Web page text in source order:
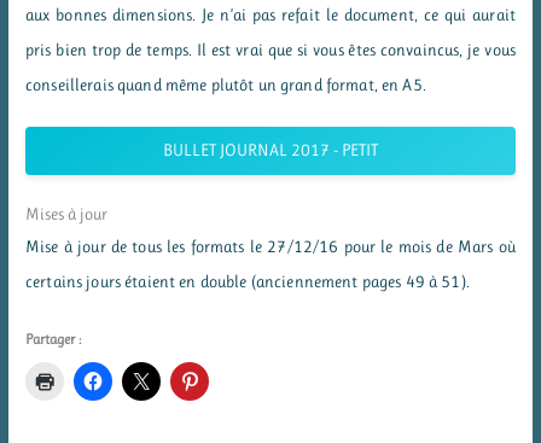
aux bonnes dimensions. Je n’ai pas refait le document, ce qui aurait
pris bien trop de temps. Il est vrai que si vous êtes convaincus, je vous
conseillerais quand même plutôt un grand format, en A5.
BULLET JOURNAL 2017 - PETIT
Mises à jour
Mise à jour de tous les formats le 27/12/16 pour le mois de Mars où
certains jours étaient en double (anciennement pages 49 à 51).
Partager :